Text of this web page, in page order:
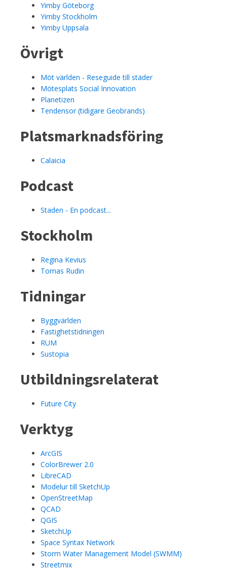
Yimby Göteborg
Yimby Stockholm
Yimby Uppsala
Övrigt
Möt världen - Reseguide till städer
Mötesplats Social Innovation
Planetizen
Tendensor (tidigare Geobrands)
Platsmarknadsföring
Calaicia
Podcast
Staden - En podcast...
Stockholm
Regina Kevius
Tomas Rudin
Tidningar
Byggvärlden
Fastighetstidningen
RUM
Sustopia
Utbildningsrelaterat
Future City
Verktyg
ArcGIS
ColorBrewer 2.0
LibreCAD
Modelur till SketchUp
OpenStreetMap
QCAD
QGIS
SketchUp
Space Syntax Network
Storm Water Management Model (SWMM)
Streetmix